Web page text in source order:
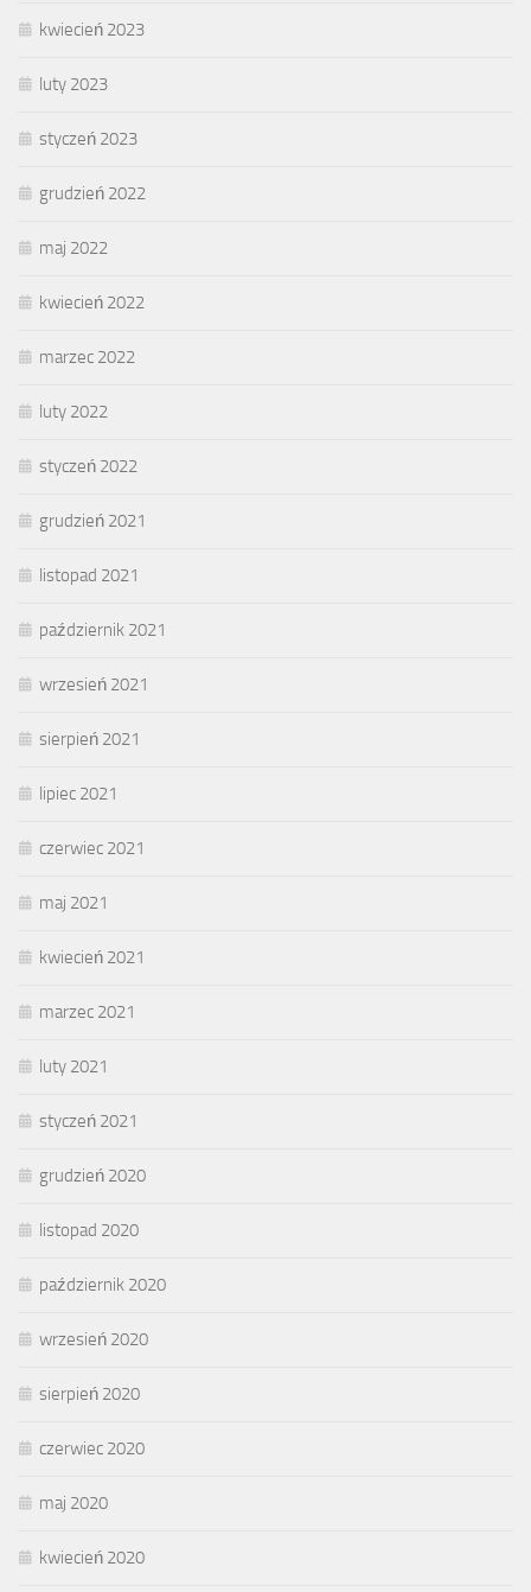
kwiecień 2023
luty 2023
styczeń 2023
grudzień 2022
maj 2022
kwiecień 2022
marzec 2022
luty 2022
styczeń 2022
grudzień 2021
listopad 2021
październik 2021
wrzesień 2021
sierpień 2021
lipiec 2021
czerwiec 2021
maj 2021
kwiecień 2021
marzec 2021
luty 2021
styczeń 2021
grudzień 2020
listopad 2020
październik 2020
wrzesień 2020
sierpień 2020
czerwiec 2020
maj 2020
kwiecień 2020